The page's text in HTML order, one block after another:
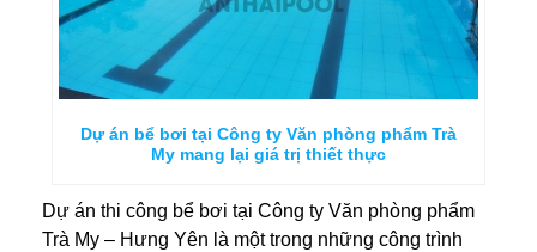
Dự án bể bơi tại Công ty Văn phòng phẩm Trà
My mang lại giá trị thiết thực
Dự án thi công bể bơi tại Công ty Văn phòng phẩm
Trà My – Hưng Yên là một trong những công trình